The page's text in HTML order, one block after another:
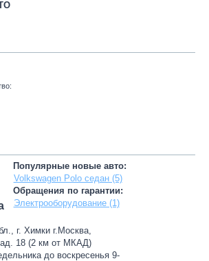
Популярные новые авто:
Volkswagen Polo седан (5)
Обращения по гарантии:
Электрооборудование (1)
г. Химки г.Москва,
18 (2 км от МКАД)
до воскресенья 9-